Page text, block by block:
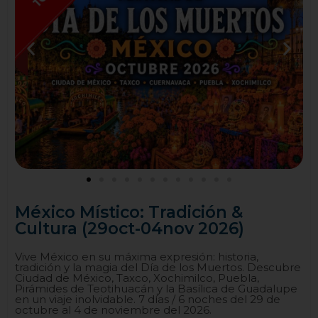
México Místico: Tradición &
Cultura (29oct-04nov 2026)
Vive México en su máxima expresión: historia,
tradición y la magia del Día de los Muertos. Descubre
Ciudad de México, Taxco, Xochimilco, Puebla,
Pirámides de Teotihuacán y la Basílica de Guadalupe
en un viaje inolvidable. 7 días / 6 noches del 29 de
octubre al 4 de noviembre del 2026.